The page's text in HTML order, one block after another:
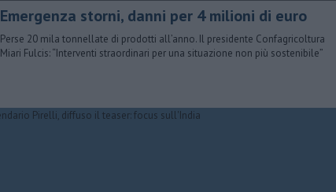
Emergenza storni, danni per 4 milioni di euro
Perse 20 mila tonnellate di prodotti all’anno. Il presidente Confagricoltura
Miari Fulcis: “Interventi straordinari per una situazione non più sostenibile”